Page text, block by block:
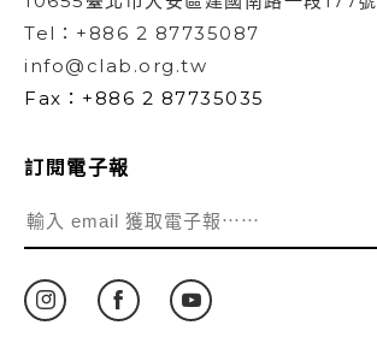
Tel：+886 2 87735087
info@clab.org.tw
Fax：+886 2 87735035
訂閱電子報